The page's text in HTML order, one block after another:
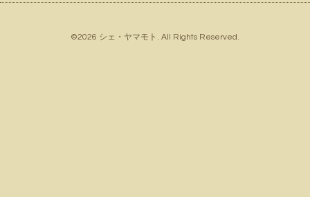
©2026 シェ・ヤマモト . All Rights Reserved.